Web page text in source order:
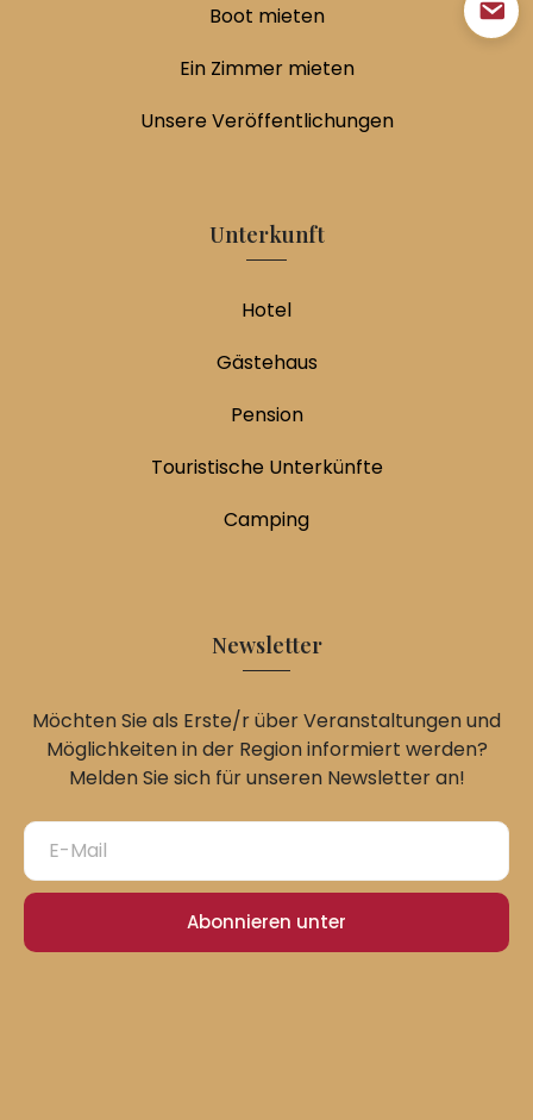
Boot mieten
Ein Zimmer mieten
Unsere Veröffentlichungen
Unterkunft
Hotel
Gästehaus
Pension
Touristische Unterkünfte
Camping
Newsletter
Möchten Sie als Erste/r über Veranstaltungen und
Möglichkeiten in der Region informiert werden?
Melden Sie sich für unseren Newsletter an!
Abonnieren unter